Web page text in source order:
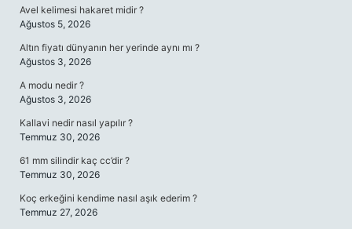
Avel kelimesi hakaret midir ?
Ağustos 5, 2026
Altın fiyatı dünyanın her yerinde aynı mı ?
Ağustos 3, 2026
A modu nedir ?
Ağustos 3, 2026
Kallavi nedir nasıl yapılır ?
Temmuz 30, 2026
61 mm silindir kaç cc’dir ?
Temmuz 30, 2026
Koç erkeğini kendime nasıl aşık ederim ?
Temmuz 27, 2026